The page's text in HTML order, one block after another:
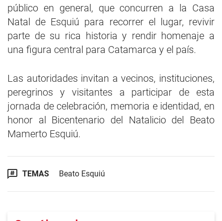
público en general, que concurren a la Casa
Natal de Esquiú para recorrer el lugar, revivir
parte de su rica historia y rendir homenaje a
una figura central para Catamarca y el país.
Las autoridades invitan a vecinos, instituciones,
peregrinos y visitantes a participar de esta
jornada de celebración, memoria e identidad, en
honor al Bicentenario del Natalicio del Beato
Mamerto Esquiú.
TEMAS Beato Esquiú